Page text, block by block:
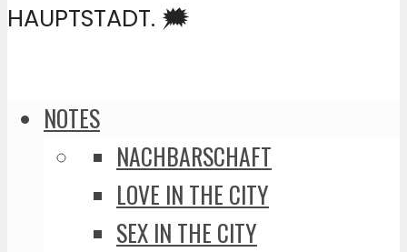
HAUPTSTADT. 🗯️
NOTES
NACHBARSCHAFT
LOVE IN THE CITY
SEX IN THE CITY